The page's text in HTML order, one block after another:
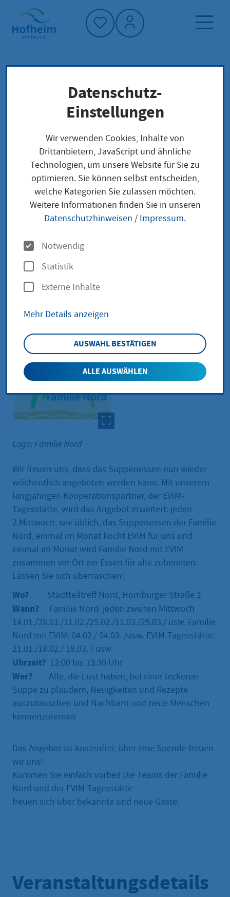
Startseite"
Neuigkeiten und Ausschreibungen
Suppenessen der Familie Nord
Suppenessen der
Familie Nord
2026
Logo: Familie Nord
Wir freuen uns, dass das Suppenessen nun wieder
wöchentlich angeboten werden kann. Mit unserem
langjährigen Kooperationspartner, der EVIM-
Tagesstätte, wird das Angebot erweitert: jeden
2.Mittwoch, wie üblich, das Suppenessen der Familie
Nord, einmal im Monat kocht EVIM für uns und
einmal im Monat wird Familie Nord mit EVIM
zusammen vor Ort ein Essen für alle zubereiten.
Lassen Sie sich überraschen!
Wo? Stadtteiltreff Nord, Homburger Straße 1
Wann?
Familie Nord: jeden zweiten Mittwoch
14.01./28.01./11.02./25.02./11.03./25.03./ usw. Familie
Nord mit EVIM: 04.02./ 04.03. /usw. EVIM-Tagesstätte:
21.01./18.02./ 18.03. / usw.
Uhrzeit? 12:00 bis 13:30 Uhr
Wer? Alle, die Lust haben, bei einer leckeren
Suppe zu plaudern, Neuigkeiten und Rezepte
auszutauschen und Nachbarn und neue Menschen
kennenzulernen
Das Angebot ist kostenfrei, über eine Spende freuen
wir uns!
Kommen Sie einfach vorbei! Die Teams der Familie
Nord und der EVIM-Tagesstätte
freuen sich über bekannte und neue Gäste.
Veranstaltungsdetails
Datenschutz-
Einstellungen
Wir verwenden Cookies, Inhalte von
Drittanbietern, JavaScript und ähnliche
Technologien, um unsere Website für Sie zu
optimieren. Sie können selbst entscheiden,
welche Kategorien Sie zulassen möchten.
Weitere Informationen finden Sie in unseren
Datenschutzhinweisen / Impressum.
O
p
t
i
e
n
Notwendig
Statistik
Externe Inhalte
Mehr Details anzeigen
AUSWAHL BESTÄTIGEN
ALLE AUSWÄHLEN